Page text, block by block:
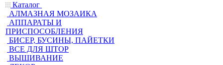
Каталог
АЛМАЗНАЯ МОЗАИКА
АППАРАТЫ И
ПРИСПОСОБЛЕНИЯ
БИСЕР, БУСИНЫ, ПАЙЕТКИ
ВСЕ ДЛЯ ШТОР
ВЫШИВАНИЕ